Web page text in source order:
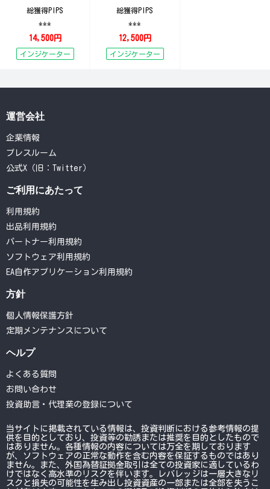
総獲得PIPS
***
14,500円
インジケーター
総獲得PIPS
***
12,500円
インジケーター
運営会社
企業情報
プレスルーム
公式X（旧：Twitter）
ご利用にあたって
利用規約
出品利用規約
パートナー利用規約
ソフトウェア利用規約
EA自作アプリケーション利用規約
方針
個人情報保護方針
定期メンテナンスについて
ヘルプ
よくある質問
お問い合わせ
投資助言・代理業の登録について
当サイトに掲載されている情報は、投資判断における参考情報の提
供を目的としており、投資等の勧誘または推奨を目的としたもので
はありません。各種情報の内容については万全を期しております
が、ソフトウェアの正常な動作を含む内容を保証するものではあり
ません。また、外国為替証拠金取引は全ての投資家に適しているわ
けではなく高水準のリスクを伴います。レバレッジは一層大きなリ
スクと損失の可能性を生み出し投資資産の一部または全部を失うこ